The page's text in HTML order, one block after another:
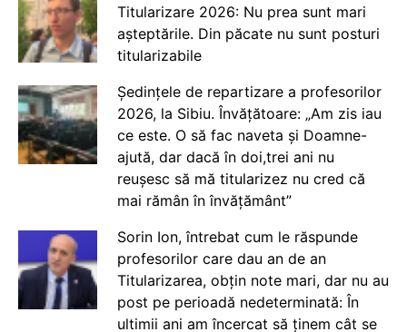
Titularizare 2026: Nu prea sunt mari
așteptările. Din păcate nu sunt posturi
titularizabile
Ședințele de repartizare a profesorilor
2026, la Sibiu. Învățătoare: „Am zis iau
ce este. O să fac naveta și Doamne-
ajută, dar dacă în doi,trei ani nu
reușesc să mă titularizez nu cred că
mai rămân în învățământ”
Sorin Ion, întrebat cum le răspunde
profesorilor care dau an de an
Titularizarea, obțin note mari, dar nu au
post pe perioadă nedeterminată: În
ultimii ani am încercat să ținem cât se